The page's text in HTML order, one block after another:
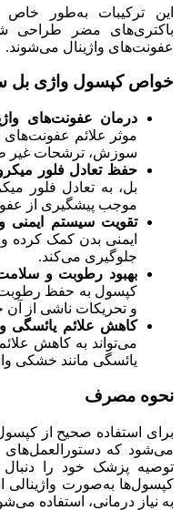
این ترکیبات به‌طور
باکتری‌های مضر طراحی
عفونت‌های واژینال می‌شوند.
خواص کپسول واژی بل
درمان عفونت‌های
موثر علائم عفونت‌های
سوزش، ترشحات غیر
حفظ تعادل فلور
بل، به تعادل فلور
موجب پیشگیری از
تقویت سیستم ایمنی
ایمنی بدن کمک کرده
جلوگیری می‌کند.
بهبود رطوبت و
کپسول به حفظ
و تحریکات ناشی از
کاهش علائم یائسگی
می‌تواند به کاهش
یائسگی مانند خشکی
نحوه مصرف
برای استفاده صحیح از
می‌شود که
توصیه پزشک خود را
کپسول‌ها به‌صورت
به نیاز درمانی، استفاده